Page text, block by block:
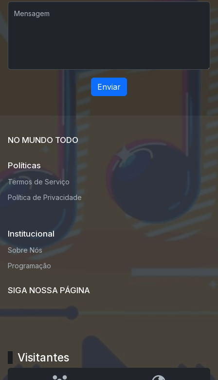
Mensagem
Enviar
NO MUNDO TODO
Políticas
Termos de Serviço
Política de Privacidade
Institucional
Sobre Nós
Programação
SIGA NOSSA PÁGINA
Visitantes